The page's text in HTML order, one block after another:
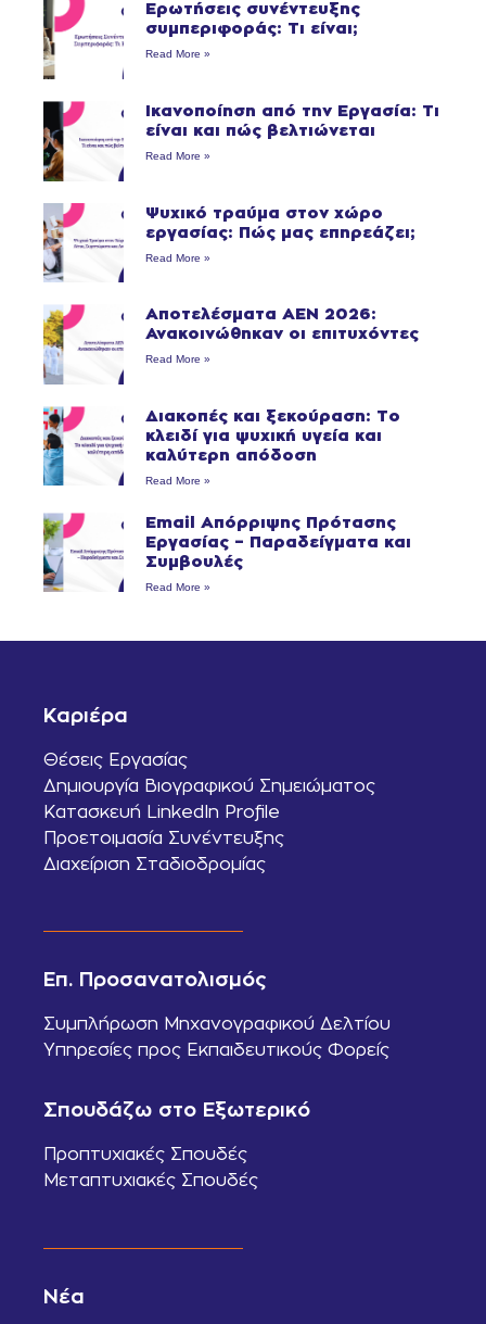
Ερωτήσεις συνέντευξης
συμπεριφοράς: Τι είναι;
Read More »
Ικανοποίηση από την Εργασία: Τι
είναι και πώς βελτιώνεται
Read More »
Ψυχικό τραύμα στον χώρο
εργασίας: Πώς μας επηρεάζει;
Read More »
Αποτελέσματα ΑΕΝ 2026:
Ανακοινώθηκαν οι επιτυχόντες
Read More »
Διακοπές και ξεκούραση: Το
κλειδί για ψυχική υγεία και
καλύτερη απόδοση
Read More »
Email Απόρριψης Πρότασης
Εργασίας – Παραδείγματα και
Συμβουλές
Read More »
Καριέρα
Θέσεις Εργασίας
Δημιουργία Βιογραφικού Σημειώματος
Κατασκευή LinkedIn Profile
Προετοιμασία Συνέντευξης
Διαχείριση Σταδιοδρομίας
Επ. Προσανατολισμός
Συμπλήρωση Μηχανογραφικού Δελτίου
Υπηρεσίες προς Εκπαιδευτικούς Φορείς
Σπουδάζω στο Εξωτερικό
Προπτυχιακές Σπουδές
Μεταπτυχιακές Σπουδές
Νέα